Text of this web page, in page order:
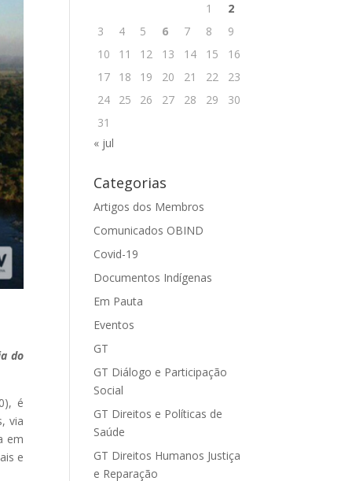
do
é
via
em
e
1
2
3
4 5 6 7 8
9
10
11 12 13 14 15
16
17
18 19 20 21 22
23
24
25 26 27 28 29
30
31
« jul
Categorias
Artigos dos Membros
Comunicados OBIND
Covid-19
Documentos Indígenas
Em Pauta
Eventos
GT
GT Diálogo e Participação
Social
GT Direitos e Políticas de
Saúde
GT Direitos Humanos Justiça
e Reparação